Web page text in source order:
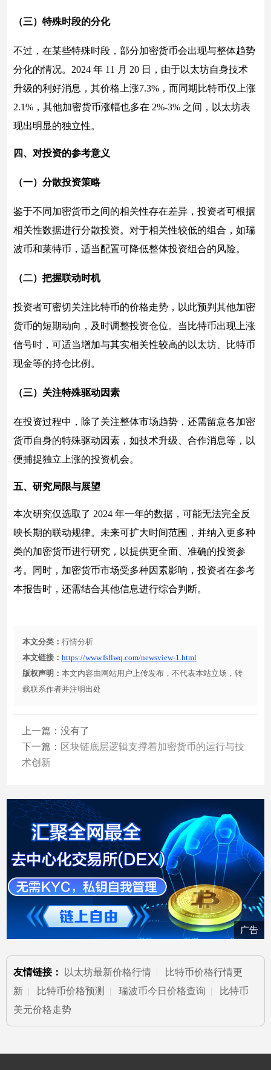
（三）特殊时段的分化
不过，在某些特殊时段，部分加密货币会出现与整体趋势
分化的情况。2024 年 11 月 20 日，由于以太坊自身技术
升级的利好消息，其价格上涨7.3%，而同期比特币仅上涨
2.1%，其他加密货币涨幅也多在 2%-3% 之间，以太坊表
现出明显的独立性。
四、对投资的参考意义
（一）分散投资策略
鉴于不同加密货币之间的相关性存在差异，投资者可根据
相关性数据进行分散投资。对于相关性较低的组合，如瑞
波币和莱特币，适当配置可降低整体投资组合的风险。
（二）把握联动时机
投资者可密切关注比特币的价格走势，以此预判其他加密
货币的短期动向，及时调整投资仓位。当比特币出现上涨
信号时，可适当增加与其实相关性较高的以太坊、比特币
现金等的持仓比例。
（三）关注特殊驱动因素
在投资过程中，除了关注整体市场趋势，还需留意各加密
货币自身的特殊驱动因素，如技术升级、合作消息等，以
便捕捉独立上涨的投资机会。
五、研究局限与展望
本次研究仅选取了 2024 年一年的数据，可能无法完全反
映长期的联动规律。未来可扩大时间范围，并纳入更多种
类的加密货币进行研究，以提供更全面、准确的投资参
考。同时，加密货币市场受多种因素影响，投资者在参考
本报告时，还需结合其他信息进行综合判断。
本文分类： 行情分析
本文链接： https://www.fsflwq.com/newsview-1.html
版权声明： 本文内容由网站用户上传发布，不代表本站立场，转
载联系作者并注明出处
上一篇：没有了
下一篇： 区块链底层逻辑支撑着加密货币的运行与技
术创新
广告
友情链接： 以太坊最新价格行情 | 比特币价格行情更
新 | 比特币价格预测 |瑞波币今日价格查询 | 比特币
美元价格走势